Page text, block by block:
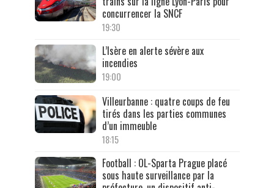
concurrencer la SNCF
19:30
L’Isère en alerte sévère aux
incendies
19:00
Villeurbanne : quatre coups de feu
tirés dans les parties communes
d’un immeuble
18:15
Football : OL-Sparta Prague placé
sous haute surveillance par la